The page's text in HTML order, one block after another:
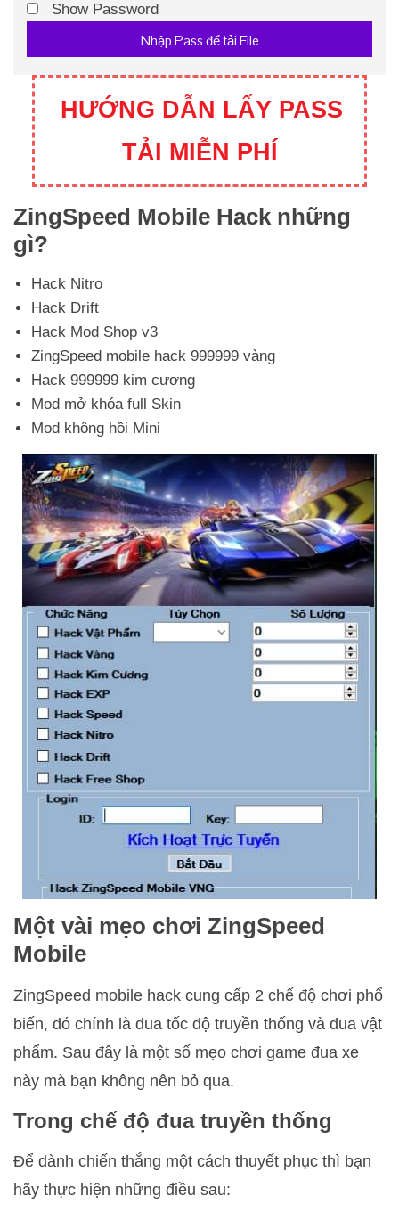
Show Password
Nhập Pass để tải File
HƯỚNG DẪN LẤY PASS
TẢI MIỄN PHÍ
ZingSpeed Mobile Hack những
gì?
Hack Nitro
Hack Drift
Hack Mod Shop v3
ZingSpeed mobile hack 999999 vàng
Hack 999999 kim cương
Mod mở khóa full Skin
Mod không hồi Mini
Một vài mẹo chơi ZingSpeed
Mobile
ZingSpeed mobile hack cung cấp 2 chế độ chơi phổ
biến, đó chính là đua tốc độ truyền thống và đua vật
phẩm. Sau đây là một số mẹo chơi game đua xe
này mà bạn không nên bỏ qua.
Trong chế độ đua truyền thống
Để dành chiến thắng một cách thuyết phục thì bạn
hãy thực hiện những điều sau: